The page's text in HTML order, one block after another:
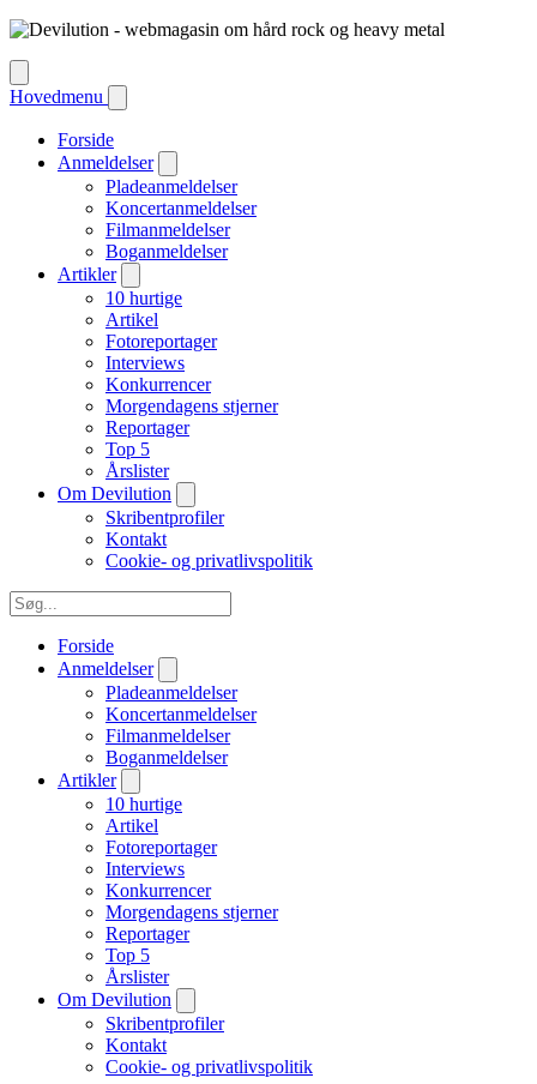
Hovedmenu
Forside
Anmeldelser
Pladeanmeldelser
Koncertanmeldelser
Filmanmeldelser
Boganmeldelser
Artikler
10 hurtige
Artikel
Fotoreportager
Interviews
Konkurrencer
Morgendagens stjerner
Reportager
Top 5
Årslister
Om Devilution
Skribentprofiler
Kontakt
Cookie- og privatlivspolitik
Forside
Anmeldelser
Pladeanmeldelser
Koncertanmeldelser
Filmanmeldelser
Boganmeldelser
Artikler
10 hurtige
Artikel
Fotoreportager
Interviews
Konkurrencer
Morgendagens stjerner
Reportager
Top 5
Årslister
Om Devilution
Skribentprofiler
Kontakt
Cookie- og privatlivspolitik